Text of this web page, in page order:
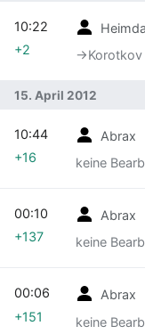
→‎Korotkov
10:22
+2
15. April 2012
Abrax
keine
10:44
+16
Abrax
keine
00:10
+137
Abrax
keine
00:06
+151